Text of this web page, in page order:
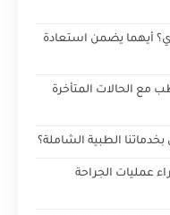
أيهما يضمن استعادة
مع الحالات المتأخرة
بخدماتنا الطبية الشاملة؟
عمليات الجراحة